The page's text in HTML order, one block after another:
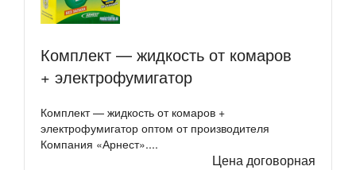
Комплект — жидкость от комаров
+ электрофумигатор
Комплект — жидкость от комаров +
электрофумигатор оптом от производителя
Компания «Арнест»....
Цена договорная